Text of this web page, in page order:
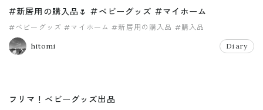
#新居用の購入品🌷 #ベビーグッズ #マイホーム
#ベビーグッズ #マイホーム #新居用の購入品 #購入品
hitomi Diary
フリマ！ベビーグッズ出品